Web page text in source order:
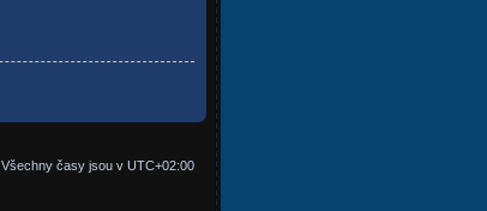
Všechny časy jsou v UTC+02:00